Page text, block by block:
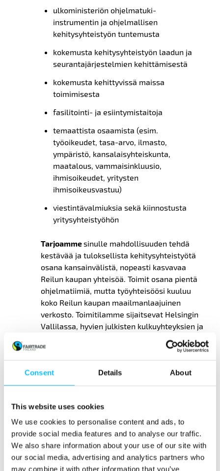
Consent Details About
This website uses cookies
We use cookies to personalise content and ads, to
provide social media features and to analyse our traffic.
We also share information about your use of our site with
our social media, advertising and analytics partners who
may combine it with other information that you’ve
ulkoministeriön ohjelmatuki-
instrumentin ja ohjelmallisen
kehitysyhteistyön tuntemusta
kokemusta kehitysyhteistyön laadun ja
seurantajärjestelmien kehittämisestä
kokemusta kehittyvissä maissa
toimimisesta
fasilitointi- ja esiintymistaitoja
temaattista osaamista (esim.
työoikeudet, tasa-arvo, ilmasto,
ympäristö, kansalaisyhteiskunta,
maatalous, vammaisinkluusio,
ihmisoikeudet, yritysten
ihmisoikeusvastuu)
viestintävalmiuksia sekä kiinnostusta
yritysyhteistyöhön
Tarjoammesinulle mahdollisuuden tehdä
kestävää ja tuloksellista kehitysyhteistyötä
osana kansainvälistä, nopeasti kasvavaa
Reilun kaupan yhteisöä. Toimit osana pientä
ohjelmatiimiä, mutta työyhteisöösi kuuluu
koko Reilun kaupan maailmanlaajuinen
verkosto. Toimitilamme sijaitsevat Helsingin
Vallilassa, hyvien julkisten kulkuyhteyksien ja
pyöräreittien päässä. Käytössäsi ovat
joustavat työajat ja hyvät henkilöstöedut.
hakemaan tehtävää.
ohjelmapäällikkö
050 5222 354.
Soittoajatpe 17.12. klo 14.00–16.00 jati
21.12. klo 11.00–12.00 . Emme
valitettavasti ehdi vastata